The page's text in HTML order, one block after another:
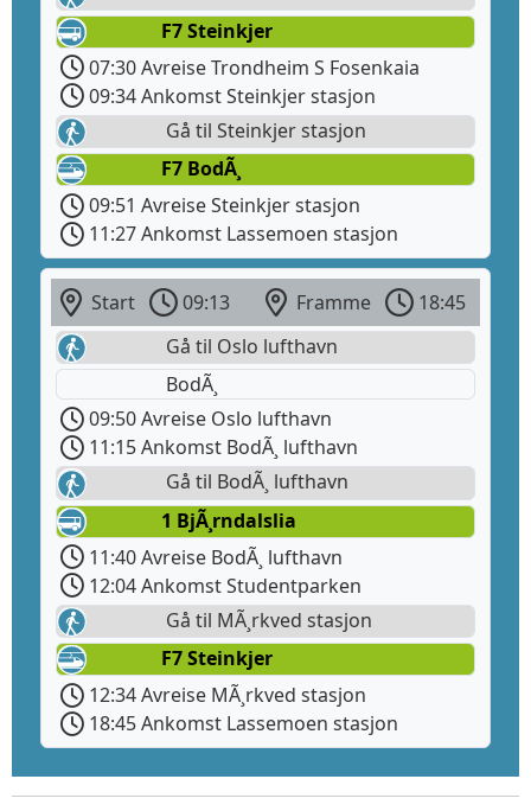
F7 Steinkjer
07:30 Avreise Trondheim S Fosenkaia
09:34 Ankomst Steinkjer stasjon
Gå til Steinkjer stasjon
F7 BodÃ¸
09:51 Avreise Steinkjer stasjon
11:27 Ankomst Lassemoen stasjon
Start 09:13 Framme
18:45
Gå til Oslo lufthavn
BodÃ¸
09:50 Avreise Oslo lufthavn
11:15 Ankomst BodÃ¸ lufthavn
Gå til BodÃ¸ lufthavn
1 BjÃ¸rndalslia
11:40 Avreise BodÃ¸ lufthavn
12:04 Ankomst Studentparken
Gå til MÃ¸rkved stasjon
F7 Steinkjer
12:34 Avreise MÃ¸rkved stasjon
18:45 Ankomst Lassemoen stasjon